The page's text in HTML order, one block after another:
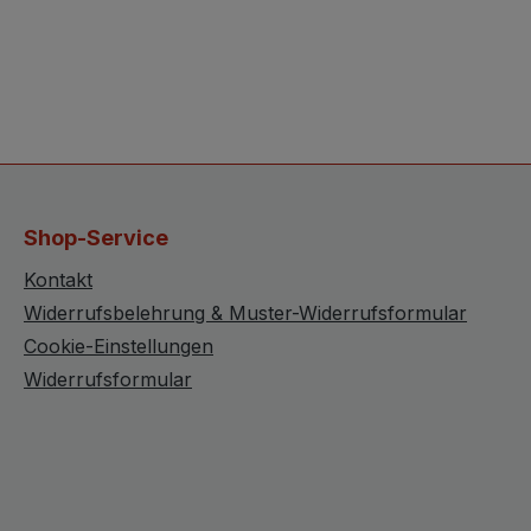
Shop-Service
Kontakt
Widerrufsbelehrung & Muster-Widerrufsformular
Cookie-Einstellungen
Widerrufsformular